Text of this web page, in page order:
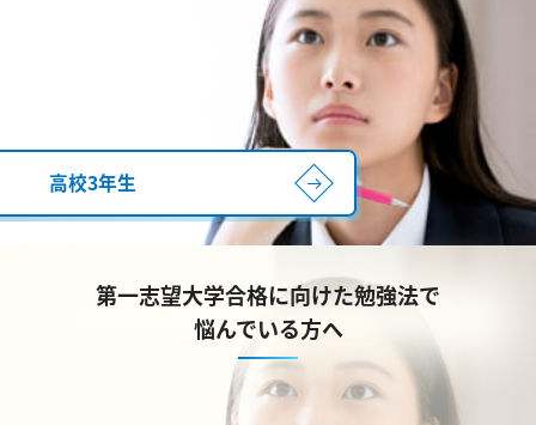
高校3年生
第一志望大学合格に向けた勉強法で
悩んでいる方へ